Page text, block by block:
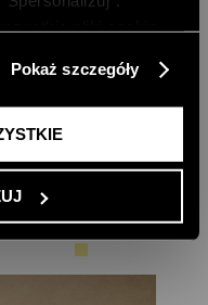
Prywatności
Pokaż szczegóły
SUKIENKA W PRĄŻEK
439,00 PLN
CENA REGULARNA:
PRZY ZAKUPIE ZA 500 PLN